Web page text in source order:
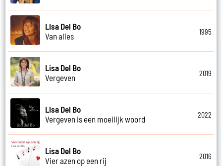
Lisa Del Bo
Van alles
1995
Lisa Del Bo
Vergeven
2019
Lisa Del Bo
Vergeven is een moeilijk woord
2022
Lisa Del Bo
Vier azen op een rij
2016